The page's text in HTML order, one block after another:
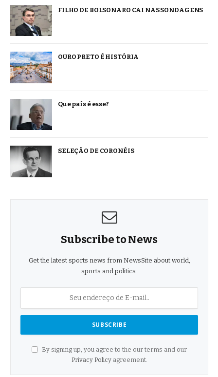
FILHO DE BOLSONARO CAI NAS SONDAGENS
OURO PRETO É HISTÓRIA
Que país é esse?
SELEÇÃO DE CORONÉIS
Subscribe to News
Get the latest sports news from NewsSite about world,
sports and politics.
By signing up, you agree to the our terms and our
Privacy Policyagreement.